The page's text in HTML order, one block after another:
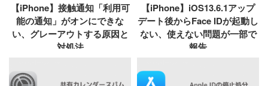
【iPhone】接触通知「利用可
能の通知」がオンにできな
い、グレーアウトする原因と
対処法
【iPhone】iOS13.6.1アップ
デート後からFace IDが起動し
ない、使えない問題が一部で
報告